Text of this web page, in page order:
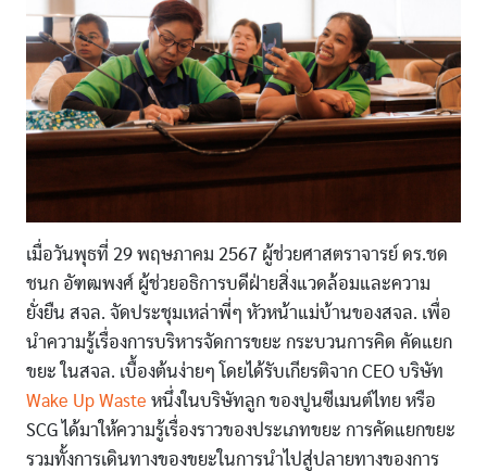
เมื่อวันพุธที่ 29 พฤษภาคม 2567 ผู้ช่วยศาสตราจารย์ ดร.ชด
ชนก อัฑฒพงศ์ ผู้ช่วยอธิการบดีฝ่ายสิ่งแวดล้อมและความ
ยั่งยืน สจล. จัดประชุมเหล่าพี่ๆ หัวหน้าแม่บ้านของสจล. เพื่อ
นำความรู้เรื่องการบริหารจัดการขยะ กระบวนการคิด คัดแยก
ขยะ ในสจล. เบื้องต้นง่ายๆ โดยได้รับเกียรติจาก CEO บริษัท
Wake Up Waste หนึ่งในบริษัทลูก ของปูนซีเมนต์ไทย หรือ
SCG ได้มาให้ความรู้เรื่องราวของประเภทขยะ การคัดแยกขยะ
รวมทั้งการเดินทางของขยะในการนำไปสู่ปลายทางของการ